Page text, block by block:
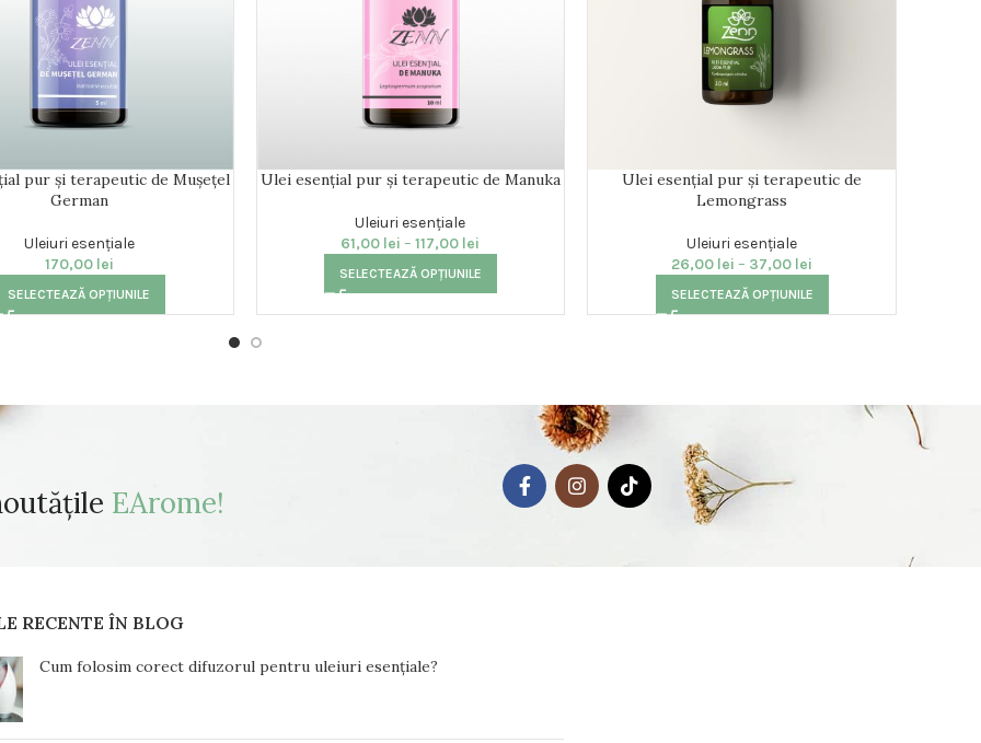
pur și terapeutic de Mușețel
German
Uleiuri esențiale
170,00 lei
SELECTEAZĂ OPȚIUNILE
Ulei esențial pur și terapeutic de Manuka
Uleiuri esențiale
61,00 lei – 117,00 lei
SELECTEAZĂ OPȚIUNILE
Ulei esențial pur și terapeutic de
Lemongrass
Uleiuri esențiale
26,00 lei – 37,00 lei
SELECTEAZĂ OPȚIUNILE
EArome!
RECENTE ÎN BLOG
Cum folosim corect difuzorul pentru uleiuri esențiale?